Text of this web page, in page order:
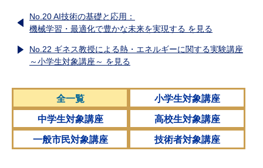
No.20 AI技術の基礎と応用：
機械学習・最適化で豊かな未来を実現する を見る
No.22 ギネス教授による熱・エネルギーに関する実験講座
～小学生対象講座～ を見る
全一覧
小学生対象講座
中学生対象講座
高校生対象講座
一般市民対象講座
技術者対象講座